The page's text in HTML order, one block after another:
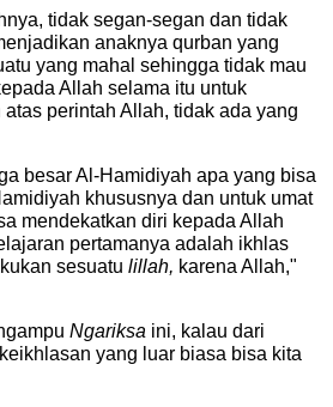
tidak segan-segan dan tidak
anaknya qurban yang
yang mahal sehingga tidak mau
Allah selama itu untuk
perintah Allah, tidak ada yang
besar Al-Hamidiyah apa yang bisa
khususnya dan untuk umat
mendekatkan diri kepada Allah
pertamanya adalah ikhlas
sesuatu lillah, karena Allah,"
Ngariksa ini, kalau dari
yang luar biasa bisa kita